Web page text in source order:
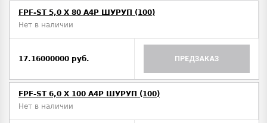
FPF-ST 5,0 X 80 A4P ШУРУП (100)
Нет в наличии
17.16000000 руб. ПРЕДЗАКАЗ
FPF-ST 6,0 X 100 A4P ШУРУП (100)
Нет в наличии